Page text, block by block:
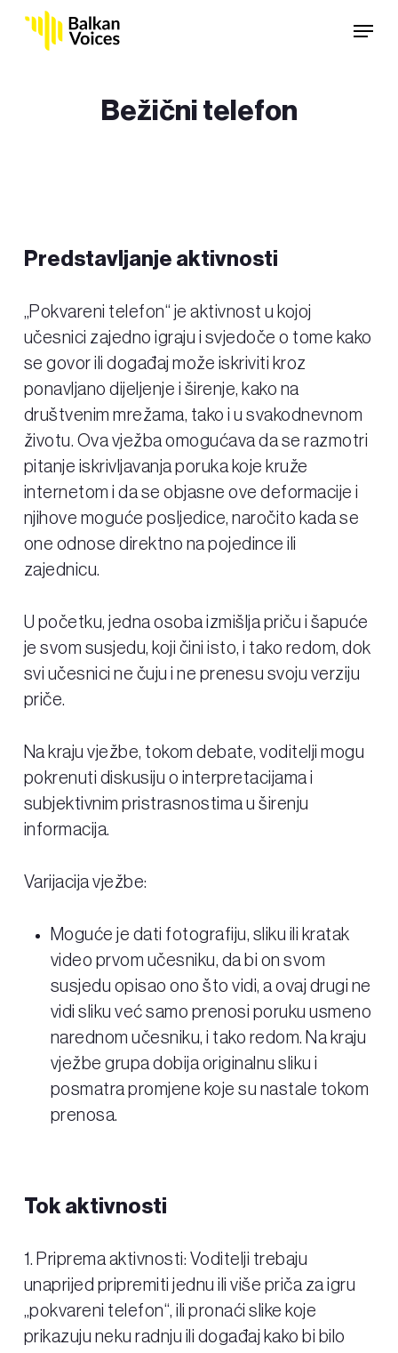
Skip
Menu
Bežični telefon
Predstavljanje aktivnosti
„Pokvareni telefon“ je aktivnost u kojoj
učesnici zajedno igraju i svjedoče o tome kako
se govor ili događaj može iskriviti kroz
ponavljano dijeljenje i širenje, kako na
društvenim mrežama, tako i u svakodnevnom
životu. Ova vježba omogućava da se razmotri
pitanje iskrivljavanja poruka koje kruže
internetom i da se objasne ove deformacije i
njihove moguće posljedice, naročito kada se
one odnose direktno na pojedince ili
zajednicu.
U početku, jedna osoba izmišlja priču i šapuće
je svom susjedu, koji čini isto, i tako redom, dok
svi učesnici ne čuju i ne prenesu svoju verziju
priče.
Na kraju vježbe, tokom debate, voditelji mogu
pokrenuti diskusiju o interpretacijama i
subjektivnim pristrasnostima u širenju
informacija.
Varijacija vježbe:
Moguće je dati fotografiju, sliku ili kratak
video prvom učesniku, da bi on svom
susjedu opisao ono što vidi, a ovaj drugi ne
vidi sliku već samo prenosi poruku usmeno
narednom učesniku, i tako redom. Na kraju
vježbe grupa dobija originalnu sliku i
posmatra promjene koje su nastale tokom
prenosa.
Tok aktivnosti
1. Priprema aktivnosti: Voditelji trebaju
unaprijed pripremiti jednu ili više priča za igru
„pokvareni telefon“, ili pronaći slike koje
prikazuju neku radnju ili događaj kako bi bilo